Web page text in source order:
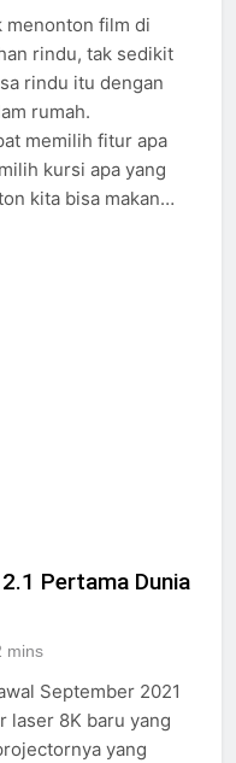
menonton film di
rindu, tak sedikit
rindu itu dengan
rumah.
memilih fitur apa
kursi apa yang
kita bisa makan…
Pertama Dunia
mins
September 2021
laser 8K baru yang
yang